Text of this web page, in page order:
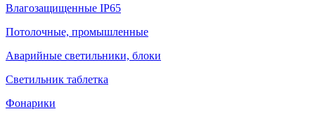
Влагозащищенные IP65
Потолочные, промышленные
Аварийные светильники, блоки
Светильник таблетка
Фонарики